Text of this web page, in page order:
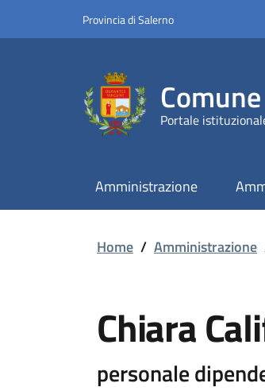
Provincia di Salerno
Portale
Amministrazione
Home / Amministrazione
Chiara
personale